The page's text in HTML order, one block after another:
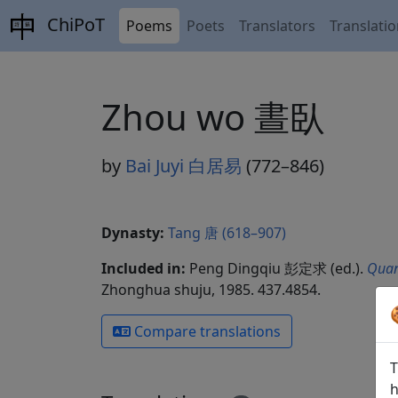
ChiPoT Poems Poets Translators
Zhou wo 晝臥
by Bai Juyi 白居易 (772–846)
Dynasty: Tang 唐 (618–907)
Included in: Peng Dingqiu 彭定求 (ed.).
Zhonghua shuju, 1985. 437.4854.
Compare translations